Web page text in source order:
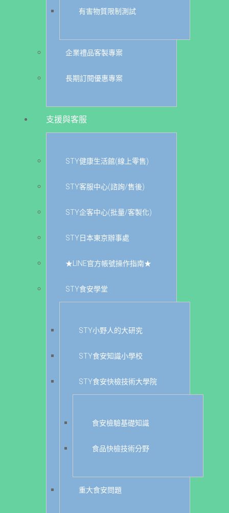
有害物質限制測試
企業禮品客製專案
長期訂閱優惠專案
支援與客服
STY健康生活館(線上零售)
STY客服中心(諮詢/售後)
STY企客中心(批量/客製化)
STY日本東京辦事處
★LINE官方帳號操作指南★
STY食安學堂
STY小野人的大研究
STY食安知識小學校
STY食安快檢技術大學院
食安檢驗基礎知識
食品快檢技術分野
重大食安問題